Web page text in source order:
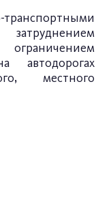
автодорогах
местного